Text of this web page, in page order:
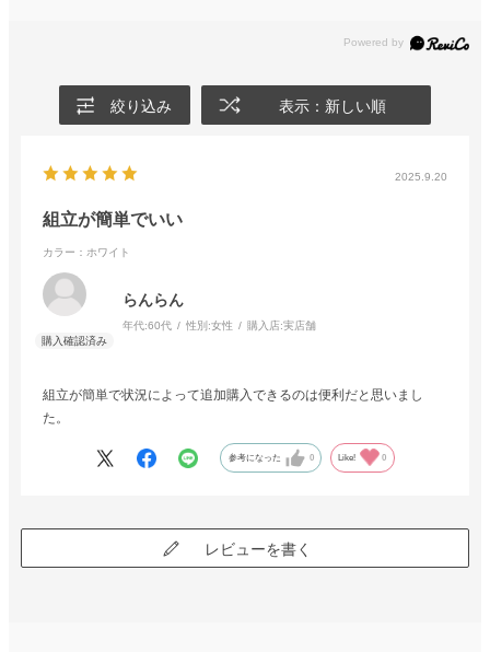
絞り込み 表示：新しい順
2025.9.20
組立が簡単でいい
カラー：ホワイト
らんらん
年代:60代 性別:女性 購入店:実店舗
組立が簡単で状況によって追加購入できるのは便利だと思いまし
た。
参考になった 0 Like! 0
レビューを書く